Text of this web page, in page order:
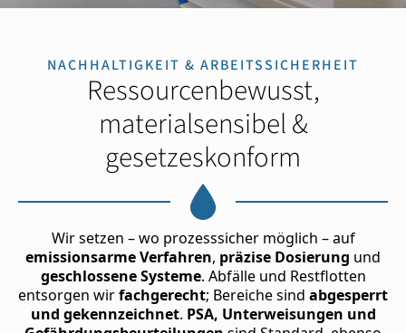
NACHHALTIGKEIT & ARBEITSSICHERHEIT
Ressourcenbewusst,
materialsensibel &
gesetzeskonform
Wir setzen – wo prozesssicher möglich – auf
emissionsarme Verfahren, präzise Dosierung und
geschlossene Systeme. Abfälle und Restflotten
entsorgen wirfachgerecht; Bereiche sind abgesperrt
und gekennzeichnet. PSA, Unterweisungen und